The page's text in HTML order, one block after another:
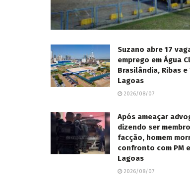
Suzano abre 17
emprego em Água
Brasilândia, Ribas e
Lagoas
2026/08/07
Após ameaçar
dizendo ser
facção, homem
confronto com PM
Lagoas
2026/08/07